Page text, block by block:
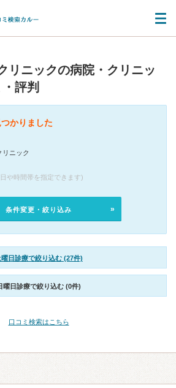
リニックの病院・クリニッ
評判
かりました
リニック
や時間帯を指定できます)
条件変更・絞り込み
曜日診療で絞り込む (27件)
曜日診療で絞り込む (0件)
口コミ検索はこちら